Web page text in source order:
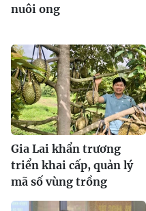
nuôi ong
Gia Lai khẩn trương
triển khai cấp, quản lý
mã số vùng trồng